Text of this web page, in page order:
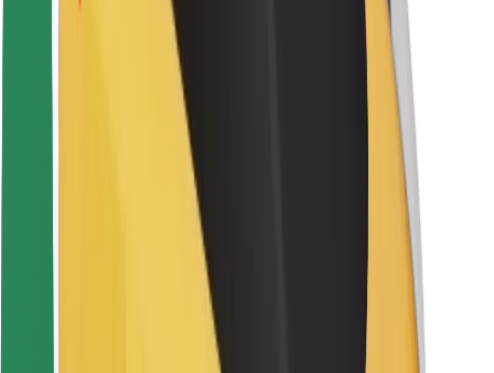
Sigurnost korisnika
Sigurnost vozača
Sigurnost na romobilu
Sigurnosni laboratorij
Gradska rješenja
Bolt stanice za punjenje